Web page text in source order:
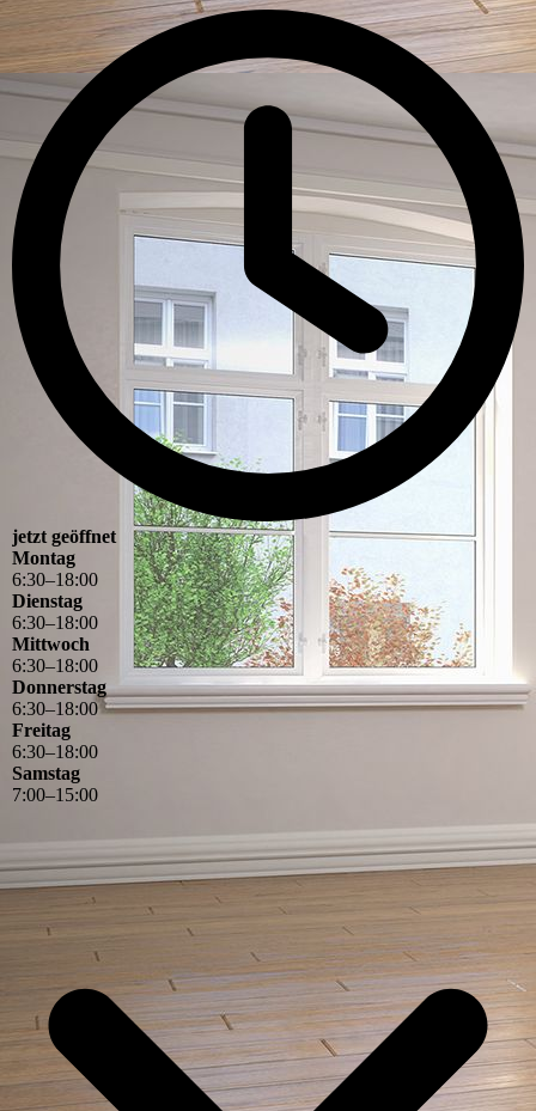
jetzt geöffnet
Montag
6:30–18:00
Dienstag
6:30–18:00
Mittwoch
6:30–18:00
Donnerstag
6:30–18:00
Freitag
6:30–18:00
Samstag
7:00–15:00